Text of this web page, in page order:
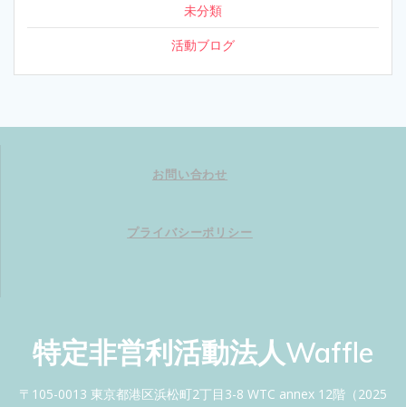
未分類
活動ブログ
お問い合わせ
プライバシーポリシー
特定非営利活動法人Waffle
〒105-0013 東京都港区浜松町2丁目3-8 WTC annex 12階（2025